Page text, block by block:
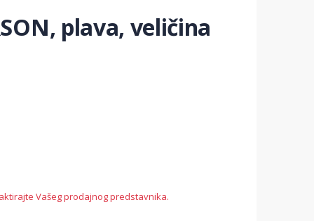
plava, veličina
Vašeg prodajnog predstavnika.